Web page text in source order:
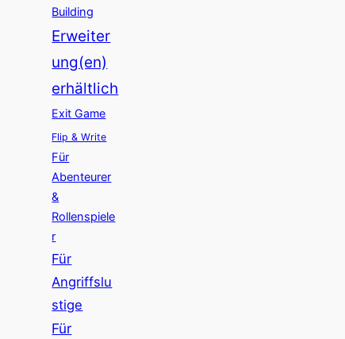
Building
Erweiter
ung(en)
erhältlich
Exit Game
Flip & Write
Für
Abenteurer
&
Rollenspiele
r
Für
Angriffslu
stige
Für